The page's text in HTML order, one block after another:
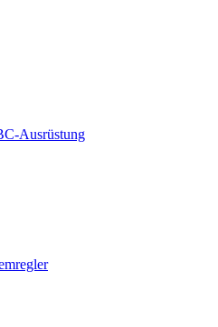
Ausrüstung